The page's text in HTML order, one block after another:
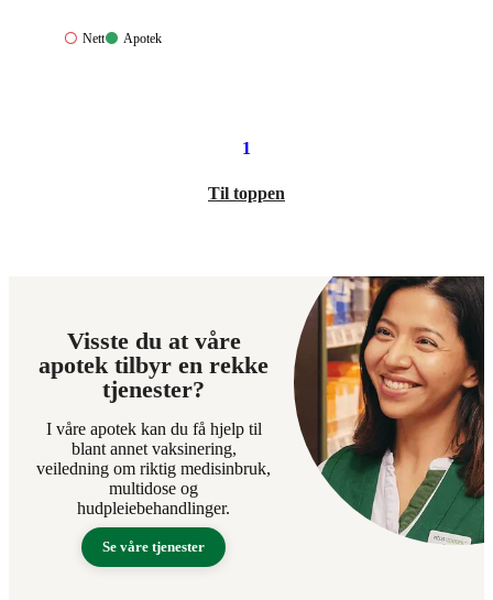
Nett:
Nett
Apotek:
Apotek
1
Til toppen
Visste du at våre
apotek tilbyr en rekke
tjenester?
I våre apotek kan du få hjelp til
blant annet vaksinering,
veiledning om riktig medisinbruk,
multidose og
hudpleiebehandlinger.
Se våre tjenester